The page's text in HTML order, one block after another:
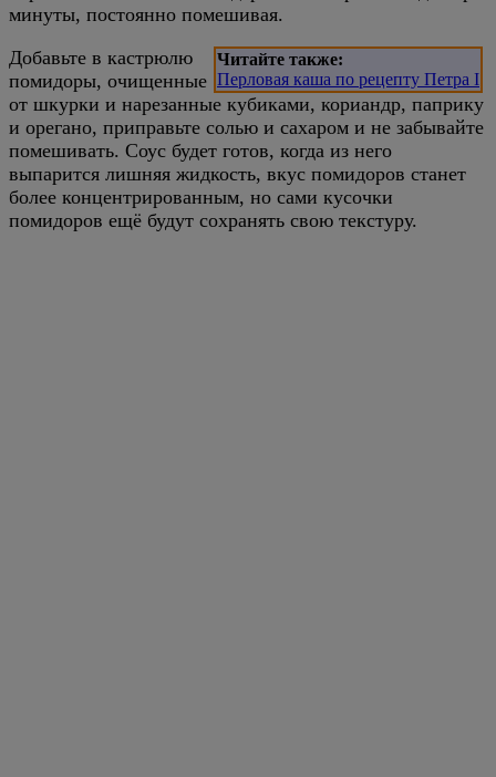
минуты, постоянно помешивая.
Читайте также:
Перловая каша по рецепту Петра I
Добавьте в кастрюлю
помидоры, очищенные
от шкурки и нарезанные кубиками, кориандр, паприку
и орегано, приправьте солью и сахаром и не забывайте
помешивать. Соус будет готов, когда из него
выпарится лишняя жидкость, вкус помидоров станет
более концентрированным, но сами кусочки
помидоров ещё будут сохранять свою текстуру.